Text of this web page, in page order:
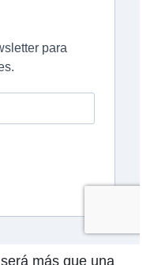
será más que una